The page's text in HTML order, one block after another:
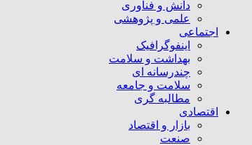
دانش و فناوری
علمی و پژوهشی
اجتماعی
اینفوگرافیک
بهداشت و سلامت
چندرسانه ای
سلامت و جامعه
مطالبه گری
اقتصادی
بازار و اقتصاد
صنعت